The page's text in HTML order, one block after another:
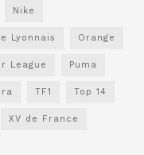
Nike
Lyonnais Orange
League Puma
TF1 Top 14
XV de France